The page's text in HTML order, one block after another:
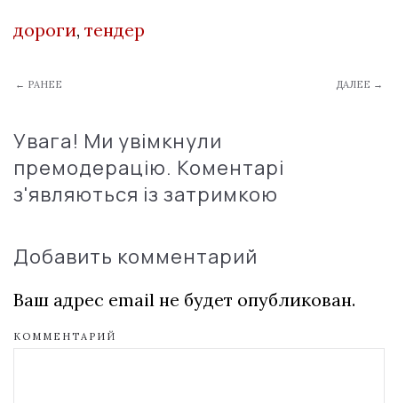
дороги, тендер
← РАНЕЕ ДАЛЕЕ →
Увага! Ми увімкнули
премодерацію. Коментарі
з'являються із затримкою
Добавить комментарий
Ваш адрес email не будет опубликован.
КОММЕНТАРИЙ